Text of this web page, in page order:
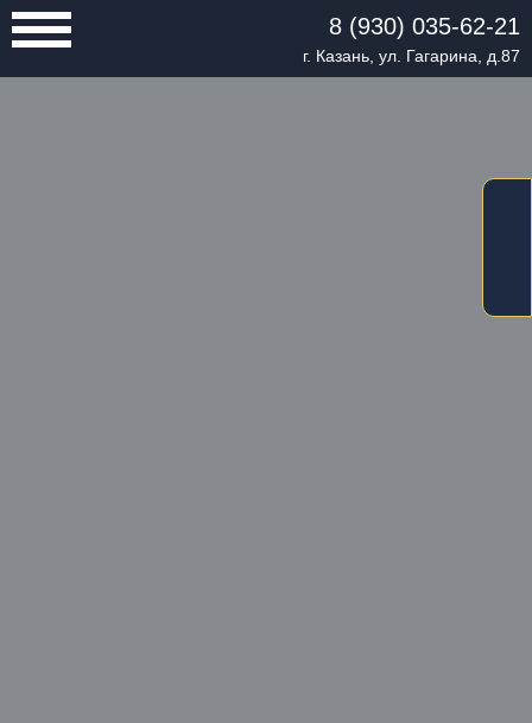
8 (930) 035-62-21
г. Казань, ул. Гагарина, д.87